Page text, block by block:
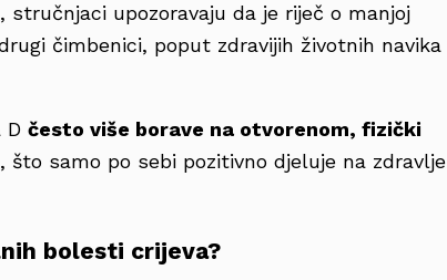
stručnjaci upozoravaju da je riječ o manjoj
čimbenici, poput zdravijih životnih navika
D često više borave na otvorenom, fizički
, što samo po sebi pozitivno djeluje na zdravlje
bolesti crijeva?